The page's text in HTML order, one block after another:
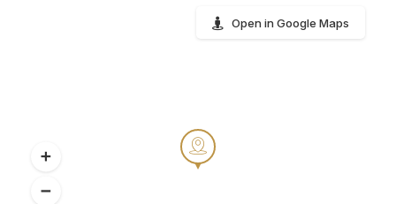
Open in Google Maps